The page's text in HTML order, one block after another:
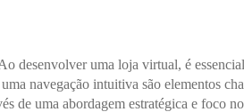
desenvolver uma loja virtual, é
navegação intuitiva são elementos
de uma abordagem estratégica e foco